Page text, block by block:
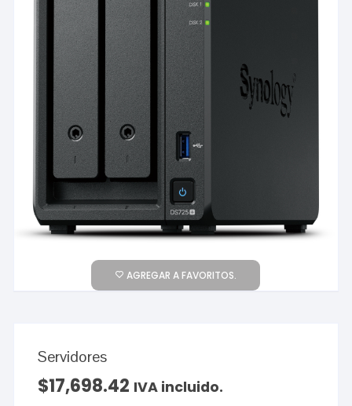
AGREGAR A FAVORITOS.
Servidores
$17,698.42 IVA incluido.